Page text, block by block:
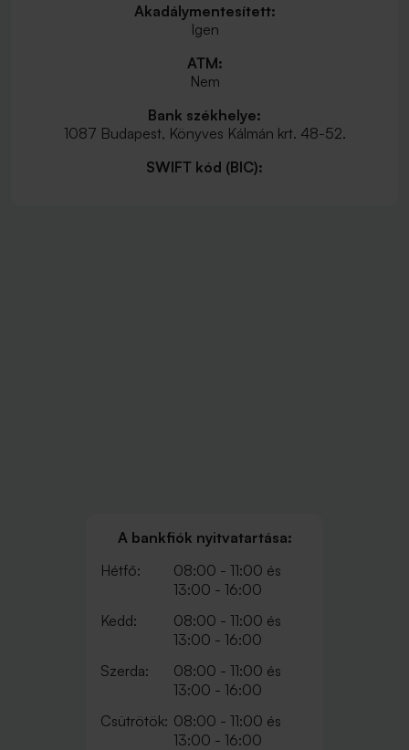
Akadálymentesített:
Igen
ATM:
Nem
Bank székhelye:
1087 Budapest, Könyves Kálmán krt. 48-52.
SWIFT kód (BIC):
A bankfiók nyitvatartása:
Hétfő:
08:00 - 11:00 és
13:00 - 16:00
Kedd:
08:00 - 11:00 és
13:00 - 16:00
Szerda:
08:00 - 11:00 és
13:00 - 16:00
Csütrötök: 08:00 - 11:00 és
13:00 - 16:00